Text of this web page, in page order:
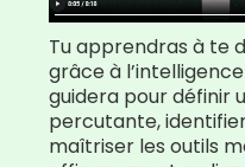
Tu apprendras à te
grâce à
guidera pour définir
percutante,
maîtriser les outils